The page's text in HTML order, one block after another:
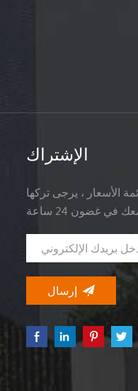
الإشتراك
الأسعار ، يرجى تركها